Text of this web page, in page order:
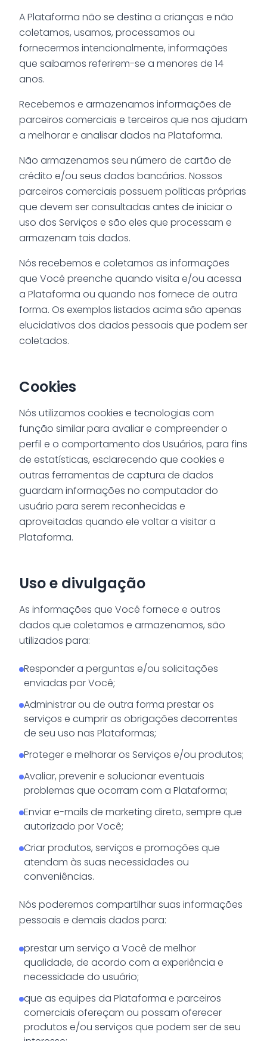
A Plataforma não se destina a crianças e não
coletamos, usamos, processamos ou
fornecermos intencionalmente, informações
que saibamos referirem-se a menores de 14
anos.
Recebemos e armazenamos informações de
parceiros comerciais e terceiros que nos ajudam
a melhorar e analisar dados na Plataforma.
Não armazenamos seu número de cartão de
crédito e/ou seus dados bancários. Nossos
parceiros comerciais possuem políticas próprias
que devem ser consultadas antes de iniciar o
uso dos Serviços e são eles que processam e
armazenam tais dados.
Nós recebemos e coletamos as informações
que Você preenche quando visita e/ou acessa
a Plataforma ou quando nos fornece de outra
forma. Os exemplos listados acima são apenas
elucidativos dos dados pessoais que podem ser
coletados.
Cookies
Nós utilizamos cookies e tecnologias com
função similar para avaliar e compreender o
perfil e o comportamento dos Usuários, para fins
de estatísticas, esclarecendo que cookies e
outras ferramentas de captura de dados
guardam informações no computador do
usuário para serem reconhecidas e
aproveitadas quando ele voltar a visitar a
Plataforma.
Uso e divulgação
As informações que Você fornece e outros
dados que coletamos e armazenamos, são
utilizados para:
Responder a perguntas e/ou solicitações
enviadas por Você;
Administrar ou de outra forma prestar os
serviços e cumprir as obrigações decorrentes
de seu uso nas Plataformas;
Proteger e melhorar os Serviços e/ou produtos;
Avaliar, prevenir e solucionar eventuais
problemas que ocorram com a Plataforma;
Enviar e-mails de marketing direto, sempre que
autorizado por Você;
Criar produtos, serviços e promoções que
atendam às suas necessidades ou
conveniências.
Nós poderemos compartilhar suas informações
pessoais e demais dados para:
prestar um serviço a Você de melhor
qualidade, de acordo com a experiência e
necessidade do usuário;
que as equipes da Plataforma e parceiros
comerciais ofereçam ou possam oferecer
produtos e/ou serviços que podem ser de seu